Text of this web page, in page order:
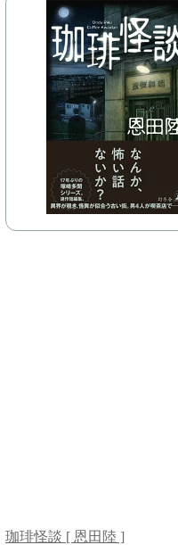
珈琲怪談 [ 恩田陸 ]